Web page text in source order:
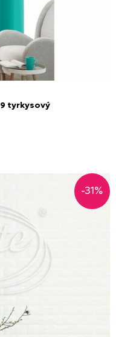
tyrkysový
-31%